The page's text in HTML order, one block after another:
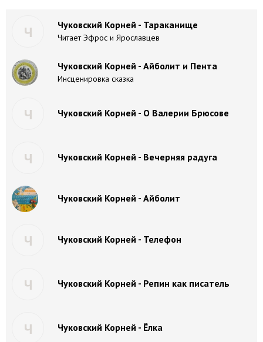
Ч Чуковский Корней - Тараканище
Читает Эфрос и Ярославцев
Чуковский Корней - Айболит и Пента
Инсценировка сказка
Ч Чуковский Корней - О Валерии Брюсове
Ч Чуковский Корней - Вечерняя радуга
Чуковский Корней - Айболит
Ч Чуковский Корней - Телефон
Ч Чуковский Корней - Репин как писатель
Ч Чуковский Корней - Ёлка